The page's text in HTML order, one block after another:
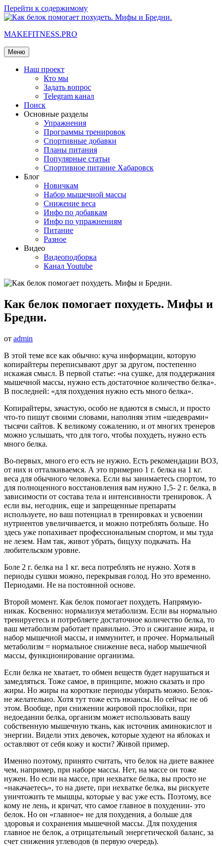
Перейти к содержимому
MAKEFITNESS.PRO
Меню
Наш проект
Кто мы
Задать вопрос
Telegram канал
Поиск
Основные разделы
Упражнения
Программы тренировок
Спортивные добавки
Планы питания
Популярные статьи
Спортивное питание Хабаровск
Блог
Новичкам
Набор мышечной массы
Снижение веса
Инфо по добавкам
Инфо по упражнениям
Питание
Разное
Видео
Видеоподборка
Канал Youtube
Как белок помогает похудеть. Мифы и
Бредни.
от admin
В этой теме все как обычно: куча информации, которую
копирайтеры переписывают друг за другом, постепенно
искажая смысл. В первой статье: «на сушке, для поддержания
мышечной массы, нужно есть достаточное количество белка».
В последней: «для похудения нужно есть много белка».
Копирайтеры, зачастую, особо не вдаются в смысл, и просто
что-то пишут своими словами, наполняя этим «шедеврами»
тысячи сайтов. К великому сожалению, и от многих тренеров
можно услышать, что для того, чтобы похудеть, нужно есть
много белка.
Во-первых, много его есть не нужно. Есть рекомендации ВОЗ,
от них и отталкиваемся. А это примерно 1 г. белка на 1 кг.
веса для обычного человека. Если вы занимаетесь спортом, то
для полноценного восстановления вам нужно 1,5- 2 г. белка, в
зависимости от состава тела и интенсивности тренировок. А
если вы, негодник, еще и запрещенные препараты
используете, но ваш потенциал в тренировках и усвоении
нутриентов увеличивается, и можно потреблять больше. Но
здесь уже попахивает профессиональным спортом, и мы туда
не лезем. Нам так, живот убрать, бицуху подкачать. На
любительском уровне.
Боле 2 г. белка на 1 кг. веса потреблять не нужно. Хотя в
периоды сушки можно, перекрывая голод. Но это временно.
Периодами. Не на постоянной основе.
Второй момент. Как белок помогает похудеть. Напрямую-
никак. Косвенно: нормализуя метаболизм. Если вы нормально
тренируетесь и потребляете достаточное количество белка, то
ваш метаболизм работает правильно. Это и сжигание жира, и
набор мышечной массы, и иммунитет, и прочее. Нормальный
метаболизм = нормальное снижение веса, набор мышечной
массы, функционирование организма.
Если белка не хватает, то обмен веществ будет нарушаться и
замедляться. Тоже самое, в принципе, можно сказать и про
жиры. Но жиры на короткие периоды убирать можно. Белок-
не желательно. Хотя тут тоже есть нюансы. Но сейчас не об
этом. Вообще, при снижении жировой прослойки, при
недоедании белка, организм может использовать вашу
собственную мышечную ткань, как источник аминокислот и
энергии. Видели этих девочек, которые худеют на яблоках и
оставляют от себя кожу и кости? Живой пример.
Именно поэтому, принято считать, что белок на диете важнее
чем, например, при наборе массы. Нет, на массе он тоже
нужен. Но если на массе, при нехватке белка, вы просто не
«накачаетесь», то на диете, при нехватке белка, вы рискуете
уничтожить те мышцы, которые у вас уже есть. Поэтому, все
кому не лень, и кричат, что самое главное в похудении- это
белок. Но он «главное» не для похудения, а больше для
здоровья и сохранения мышечной массы. Для похудения
главное не белок, а отрицательный энергетической баланс, за
счет снижения углеводов (в первую очередь).